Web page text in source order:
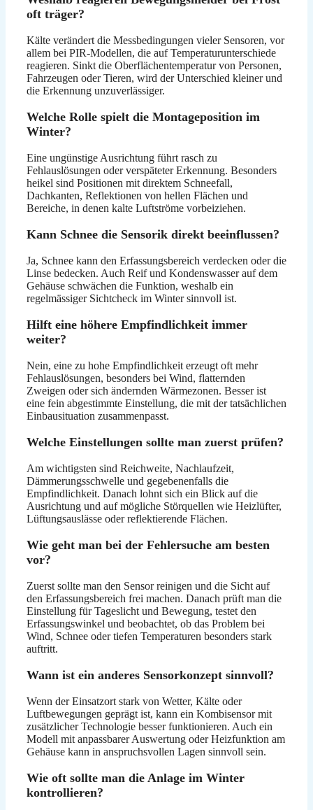
oft träger?
Kälte verändert die Messbedingungen vieler Sensoren, vor
allem bei PIR-Modellen, die auf Temperaturunterschiede
reagieren. Sinkt die Oberflächentemperatur von Personen,
Fahrzeugen oder Tieren, wird der Unterschied kleiner und
die Erkennung unzuverlässiger.
Welche Rolle spielt die Montageposition im
Winter?
Eine ungünstige Ausrichtung führt rasch zu
Fehlauslösungen oder verspäteter Erkennung. Besonders
heikel sind Positionen mit direktem Schneefall,
Dachkanten, Reflektionen von hellen Flächen und
Bereiche, in denen kalte Luftströme vorbeiziehen.
Kann Schnee die Sensorik direkt beeinflussen?
Ja, Schnee kann den Erfassungsbereich verdecken oder die
Linse bedecken. Auch Reif und Kondenswasser auf dem
Gehäuse schwächen die Funktion, weshalb ein
regelmässiger Sichtcheck im Winter sinnvoll ist.
Hilft eine höhere Empfindlichkeit immer
weiter?
Nein, eine zu hohe Empfindlichkeit erzeugt oft mehr
Fehlauslösungen, besonders bei Wind, flatternden
Zweigen oder sich ändernden Wärmezonen. Besser ist
eine fein abgestimmte Einstellung, die mit der tatsächlichen
Einbausituation zusammenpasst.
Welche Einstellungen sollte man zuerst prüfen?
Am wichtigsten sind Reichweite, Nachlaufzeit,
Dämmerungsschwelle und gegebenenfalls die
Empfindlichkeit. Danach lohnt sich ein Blick auf die
Ausrichtung und auf mögliche Störquellen wie Heizlüfter,
Lüftungsauslässe oder reflektierende Flächen.
Wie geht man bei der Fehlersuche am besten
vor?
Zuerst sollte man den Sensor reinigen und die Sicht auf
den Erfassungsbereich frei machen. Danach prüft man die
Einstellung für Tageslicht und Bewegung, testet den
Erfassungswinkel und beobachtet, ob das Problem bei
Wind, Schnee oder tiefen Temperaturen besonders stark
auftritt.
Wann ist ein anderes Sensorkonzept sinnvoll?
Wenn der Einsatzort stark von Wetter, Kälte oder
Luftbewegungen geprägt ist, kann ein Kombisensor mit
zusätzlicher Technologie besser funktionieren. Auch ein
Modell mit anpassbarer Auswertung oder Heizfunktion am
Gehäuse kann in anspruchsvollen Lagen sinnvoll sein.
Wie oft sollte man die Anlage im Winter
kontrollieren?